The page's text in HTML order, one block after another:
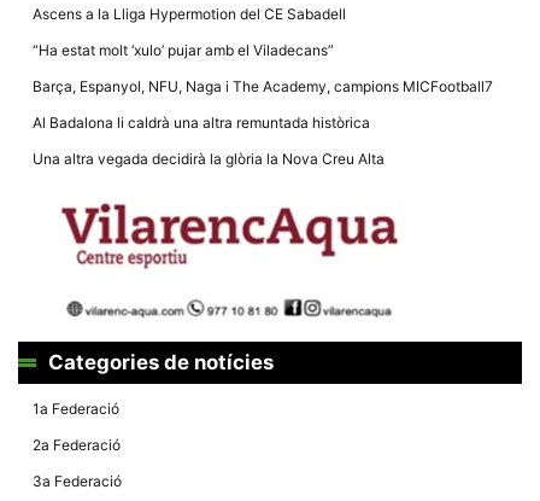
Ascens a la Lliga Hypermotion del CE Sabadell
“Ha estat molt ‘xulo’ pujar amb el Viladecans”
Barça, Espanyol, NFU, Naga i The Academy, campions MICFootball7
Al Badalona li caldrà una altra remuntada històrica
Una altra vegada decidirà la glòria la Nova Creu Alta
Categories de notícies
1a Federació
2a Federació
3a Federació
Estadístiques
dades
de manera
del lloc web
la funcionalitat
Alguns
components
tècnics del